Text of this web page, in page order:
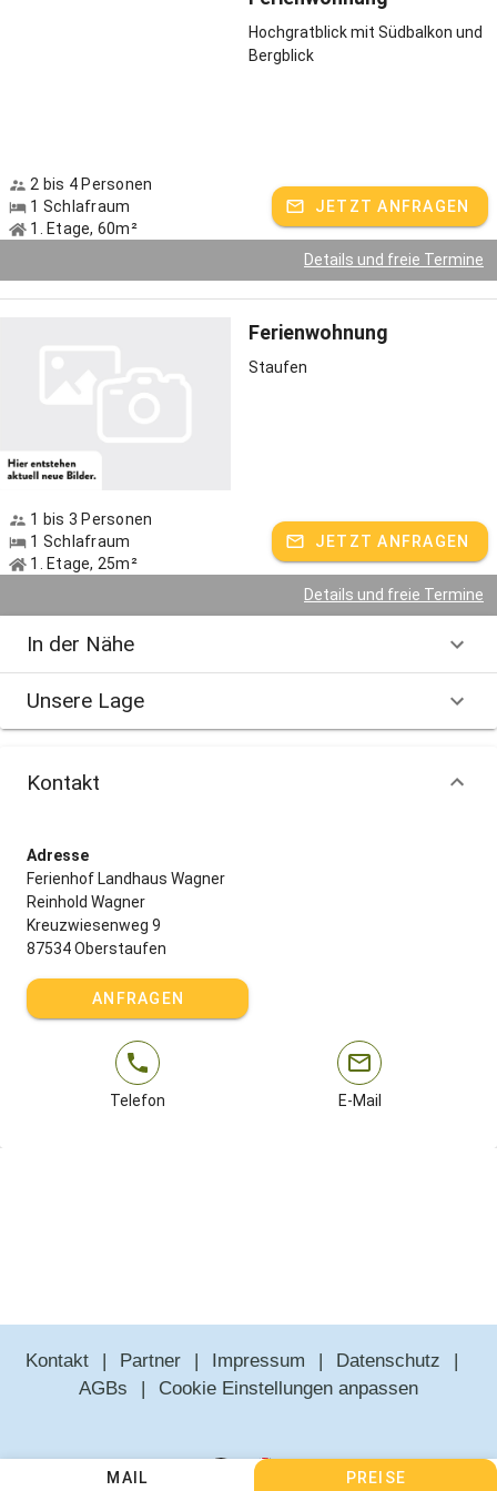
MAIL PREISE
Hochgratblick mit Südbalkon und
Bergblick
2 bis 4 Personen
1 Schlafraum
1. Etage, 60m²
JETZT ANFRAGEN
Details und freie Termine
Ferienwohnung
Staufen
1 bis 3 Personen
1 Schlafraum
1. Etage, 25m²
JETZT ANFRAGEN
Details und freie Termine
In der Nähe
Unsere Lage
Kontakt
Adresse
Ferienhof Landhaus Wagner
Reinhold Wagner
Kreuzwiesenweg 9
87534 Oberstaufen
ANFRAGEN
Telefon E-Mail
Kontakt Partner Impressum
Datenschutz
AGBs
Cookie Einstellungen anpassen